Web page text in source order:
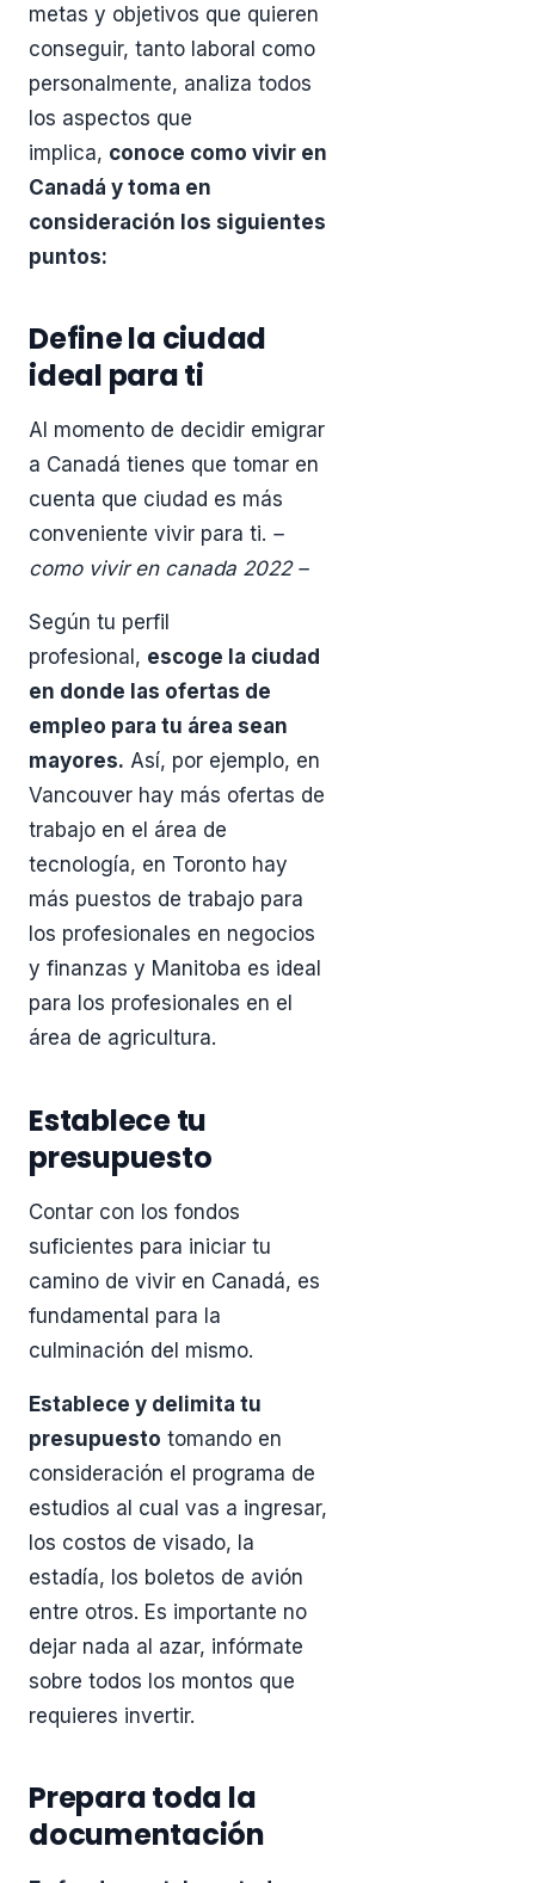
metas y objetivos que quieren
conseguir, tanto laboral como
personalmente, analiza todos
los aspectos que
implica, conoce como vivir en
Canadá y toma en
consideración los siguientes
puntos:
Define la ciudad
ideal para ti
Al momento de decidir emigrar
a Canadá tienes que tomar en
cuenta que ciudad es más
conveniente vivir para ti. –
como vivir en canada 2022 –
Según tu perfil
profesional, escoge la ciudad
en donde las ofertas de
empleo para tu área sean
mayores. Así, por ejemplo, en
Vancouver hay más ofertas de
trabajo en el área de
tecnología, en Toronto hay
más puestos de trabajo para
los profesionales en negocios
y finanzas y Manitoba es ideal
para los profesionales en el
área de agricultura.
Establece tu
presupuesto
Contar con los fondos
suficientes para iniciar tu
camino de vivir en Canadá, es
fundamental para la
culminación del mismo.
Establece y delimita tu
presupuesto tomando en
consideración el programa de
estudios al cual vas a ingresar,
los costos de visado, la
estadía, los boletos de avión
entre otros. Es importante no
dejar nada al azar, infórmate
sobre todos los montos que
requieres invertir.
Prepara toda la
documentación